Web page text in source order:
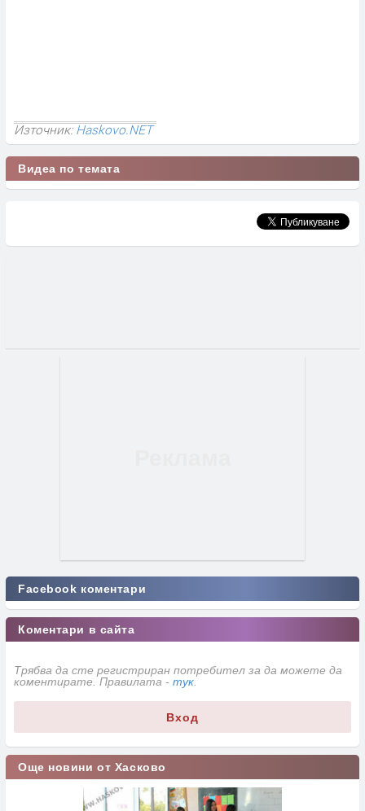
Източник:Haskovo.NET
Видеа по темата
Facebook коментари
Коментари в сайта
Трябва да сте регистриран потребител за да можете да
коментирате. Правилата - тук
Вход
Още новини от Хасково